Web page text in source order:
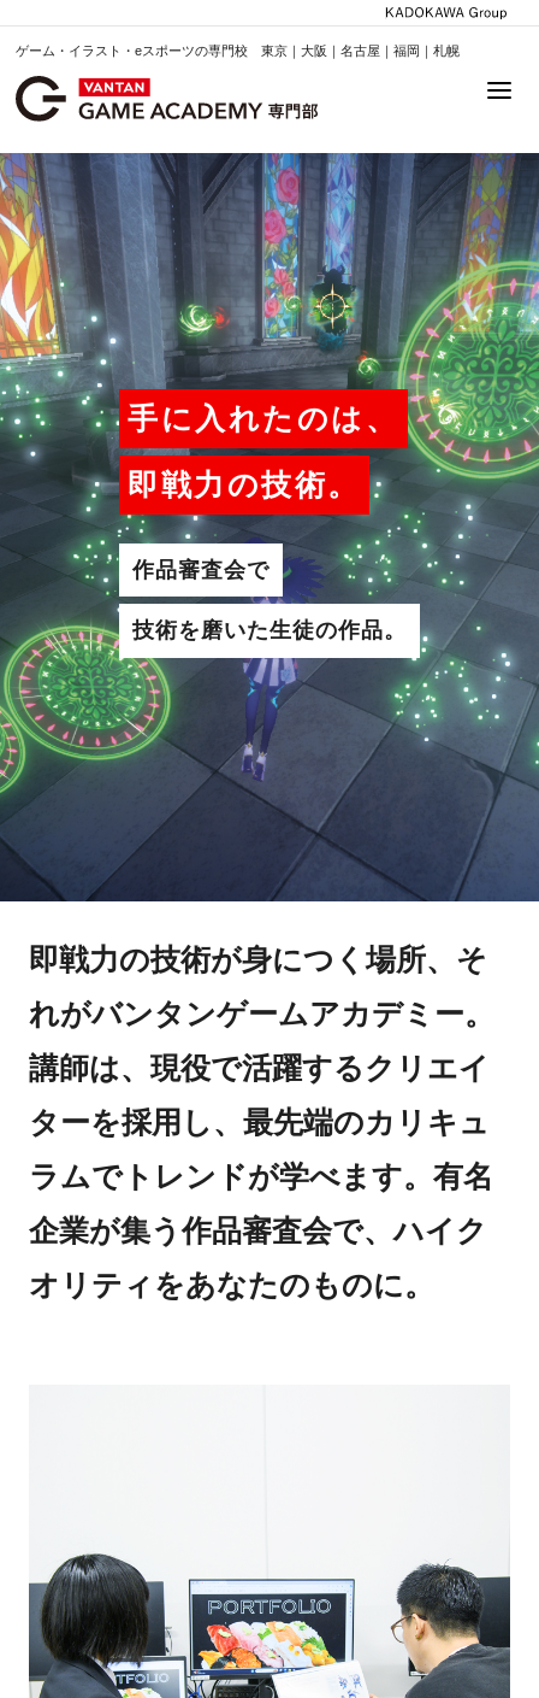
ゲーム・イラスト・eスポーツの専門校 東京｜大阪｜名古屋｜福岡｜札幌
手に入れたのは、
即戦力の技術。
作品審査会で
技術を磨いた生徒の作品。
即戦力の技術が身につく場所、そ
れがバンタンゲームアカデミー。
講師は、現役で活躍するクリエイ
ターを採用し、最先端のカリキュ
ラムでトレンドが学べます。有名
企業が集う作品審査会で、ハイク
オリティをあなたのものに。